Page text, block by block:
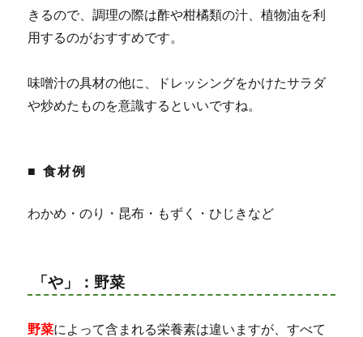
きるので、調理の際は酢や柑橘類の汁、植物油を利
用するのがおすすめです。
味噌汁の具材の他に、ドレッシングをかけたサラダ
や炒めたものを意識するといいですね。
■ 食材例
わかめ・のり・昆布・もずく・ひじきなど
「や」：野菜
野菜によって含まれる栄養素は違いますが、すべて